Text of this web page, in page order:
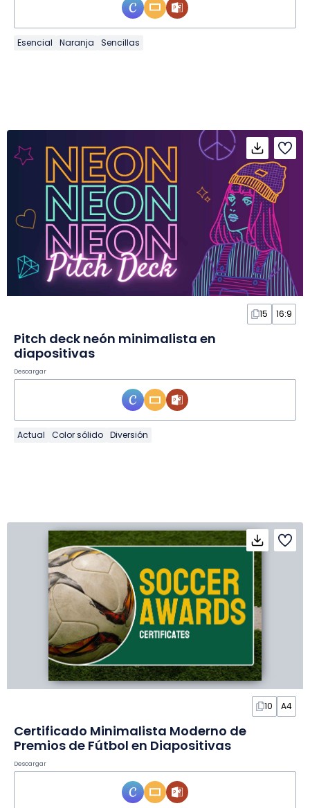
Esencial Naranja Sencillas
15 16:9
Pitch deck neón minimalista en
diapositivas
Descargar
Actual Color sólido Diversión
10 A4
Certificado Minimalista Moderno de
Premios de Fútbol en Diapositivas
Descargar